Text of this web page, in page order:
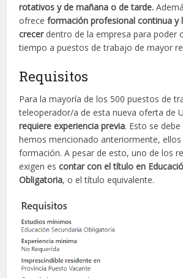
rotativos y de mañana o de tarde.
ofreceformación profesional continua y
crecerdentro de la empresa para poder
tiempo a puestos de trabajo de mayor
Requisitos
Para la mayoría de los 500 puestos de
teleoperador/a de esta nueva oferta de
requiere experiencia previa. Esto se
hemos mencionado anteriormente,
formación. A pesar de esto, uno de los
exigen escontar con el título en
Obligatoria, o el título equivalente.